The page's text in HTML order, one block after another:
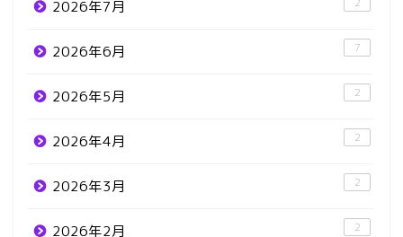
2026年7月 2
2026年6月 7
2026年5月 2
2026年4月 2
2026年3月 2
2026年2月 2